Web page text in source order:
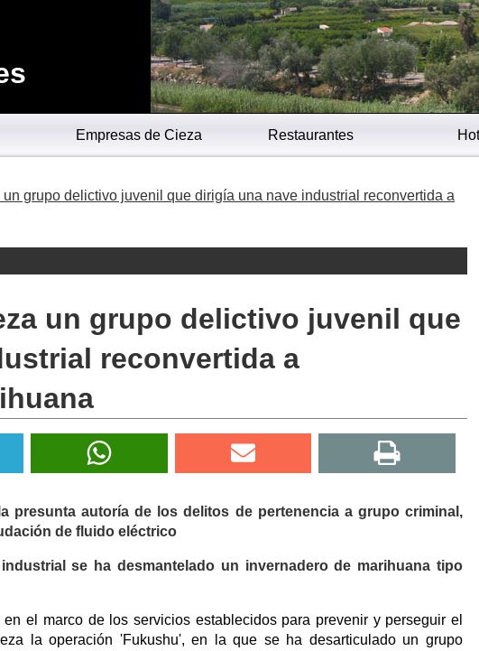
Empresas de Cieza Restaurantes
grupo delictivo juvenil que dirigía una nave industrial reconvertida a
un grupo delictivo juvenil que
reconvertida a
presunta autoría de los delitos de pertenencia a grupo criminal,
de fluido eléctrico
se ha desmantelado un invernadero de marihuana tipo
el marco de los servicios establecidos para prevenir y perseguir el
la operación 'Fukushu', en la que se ha desarticulado un grupo